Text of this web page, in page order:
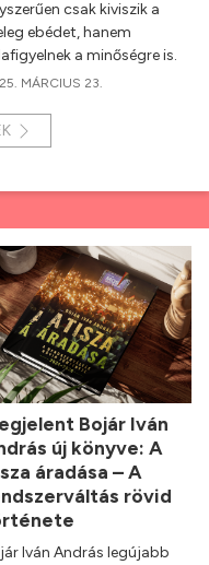
csak kiviszik a
ebédet, hanem
a minőségre is.
MÁRCIUS 23.
Bojár Iván
új könyve: A
áradása – A
rövid
Iván András legújabb